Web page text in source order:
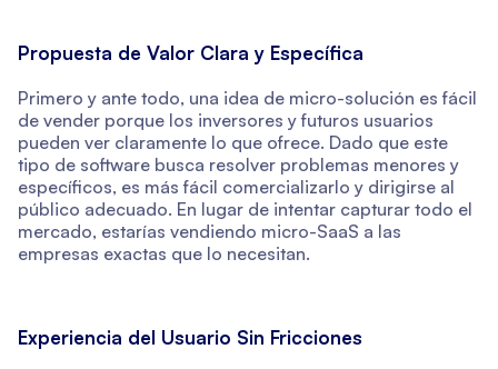
Propuesta de Valor Clara y Específica
Primero y ante todo, una idea de micro-solución es fácil
de vender porque los inversores y futuros usuarios
pueden ver claramente lo que ofrece. Dado que este
tipo de software busca resolver problemas menores y
específicos, es más fácil comercializarlo y dirigirse al
público adecuado. En lugar de intentar capturar todo el
mercado, estarías vendiendo micro-SaaS a las
empresas exactas que lo necesitan.
Experiencia del Usuario Sin Fricciones